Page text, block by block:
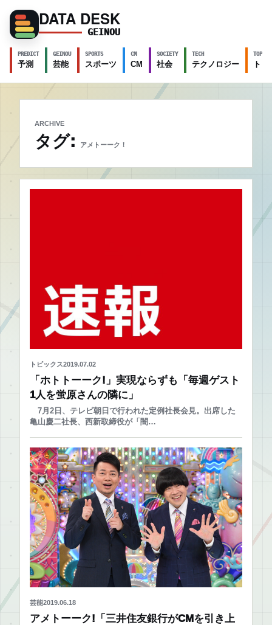
DATA DESK
GEINOU
PREDICT
予測
GEINOU
芸能
SPORTS
スポーツ
CM
CM
SOCIETY
社会
TECH
テクノロジー
TOPICS
ト
ARCHIVE
タグ: アメトーーク！
トピックス2019.07.02
「ホトトーーク!」実現ならずも「毎週ゲスト
1人を蛍原さんの隣に」
7月2日、テレビ朝日で行われた定例社長会見。出席した
亀山慶二社長、西新取締役が「闇…
芸能2019.06.18
アメトーーク!「三井住友銀行がCMを引き上